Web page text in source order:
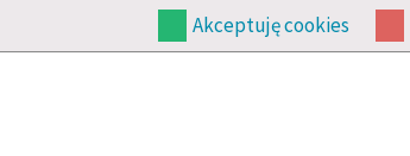
Akceptuję cookies